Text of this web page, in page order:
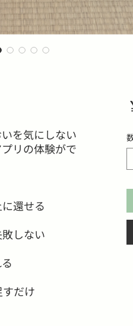
を気にしない
リの体験がで
還せる
しない
だけ